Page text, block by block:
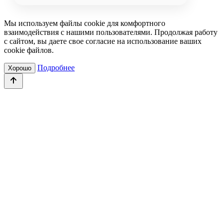
Мы используем файлы cookie для комфортного
взаимодействия с нашими пользователями. Продолжая работу
с сайтом, вы даете свое согласие на использование ваших
cookie файлов.
Хорошо Подробнее